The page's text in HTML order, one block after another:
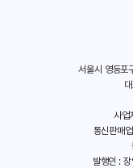
서울시 영등포
사
통신판매
발행인 :